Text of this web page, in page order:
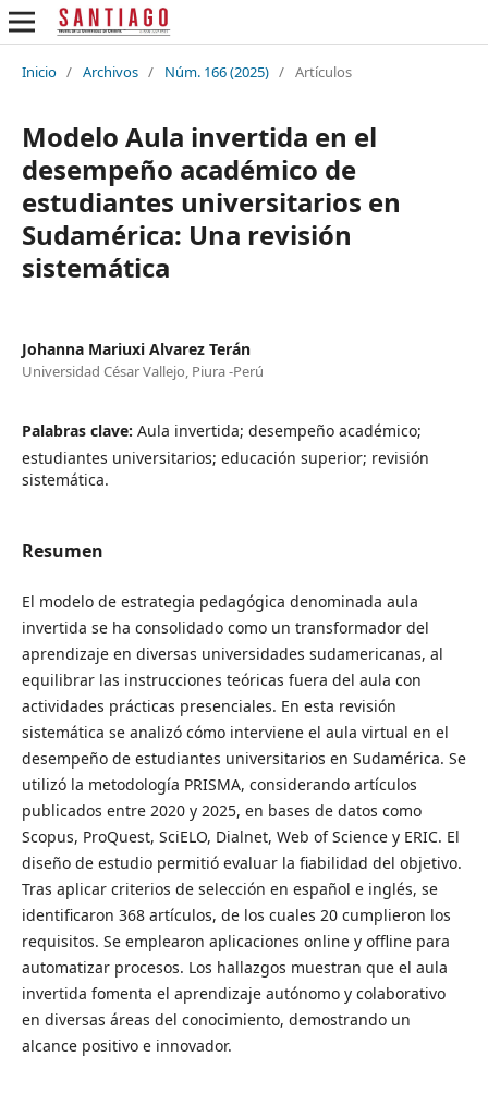
Inicio / Archivos / Núm. 166 (2025) / Artículos
Modelo Aula invertida en el
desempeño académico de
estudiantes universitarios en
Sudamérica: Una revisión
sistemática
Johanna Mariuxi Alvarez Terán
Universidad César Vallejo, Piura -Perú
Palabras clave: Aula invertida; desempeño académico;
estudiantes universitarios; educación superior; revisión
sistemática.
Resumen
El modelo de estrategia pedagógica denominada aula
invertida se ha consolidado como un transformador del
aprendizaje en diversas universidades sudamericanas, al
equilibrar las instrucciones teóricas fuera del aula con
actividades prácticas presenciales. En esta revisión
sistemática se analizó cómo interviene el aula virtual en el
desempeño de estudiantes universitarios en Sudamérica. Se
utilizó la metodología PRISMA, considerando artículos
publicados entre 2020 y 2025, en bases de datos como
Scopus, ProQuest, SciELO, Dialnet, Web of Science y ERIC. El
diseño de estudio permitió evaluar la fiabilidad del objetivo.
Tras aplicar criterios de selección en español e inglés, se
identificaron 368 artículos, de los cuales 20 cumplieron los
requisitos. Se emplearon aplicaciones online y offline para
automatizar procesos. Los hallazgos muestran que el aula
invertida fomenta el aprendizaje autónomo y colaborativo
en diversas áreas del conocimiento, demostrando un
alcance positivo e innovador.